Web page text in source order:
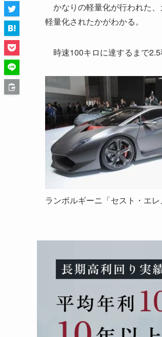
かなりの軽量化が行われた
軽量化されたかがわかる。
時速100キロに達するまで2.5
ランボルギーニ「セスト・エレ